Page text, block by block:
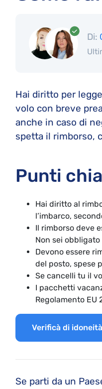
Di:
Hai diritto per
volo con breve
anche in caso di
spetta il rimborso,
Punti
Hai diritto al
l’imbarco,
Il rimborso deve
Non sei
Devono essere
del posto, spese
Se cancelli tu il
I pacchetti
Regolamento
Verificà di
Se parti da un